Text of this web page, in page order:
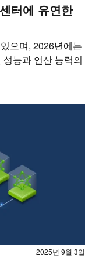
터에 유연한
으며, 2026년에는
능과 연산 능력의
2025년 9월 3일